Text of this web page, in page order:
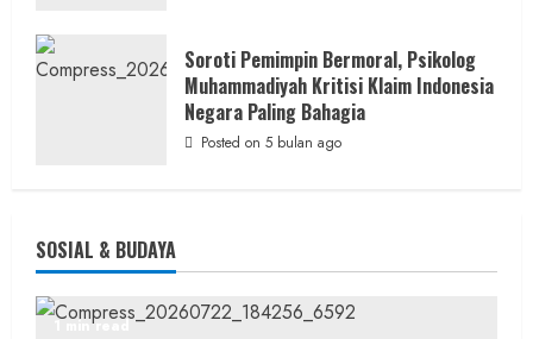
Soroti Pemimpin Bermoral, Psikolog
Muhammadiyah Kritisi Klaim Indonesia
Negara Paling Bahagia
Posted on 5 bulan ago
SOSIAL & BUDAYA
1 min read